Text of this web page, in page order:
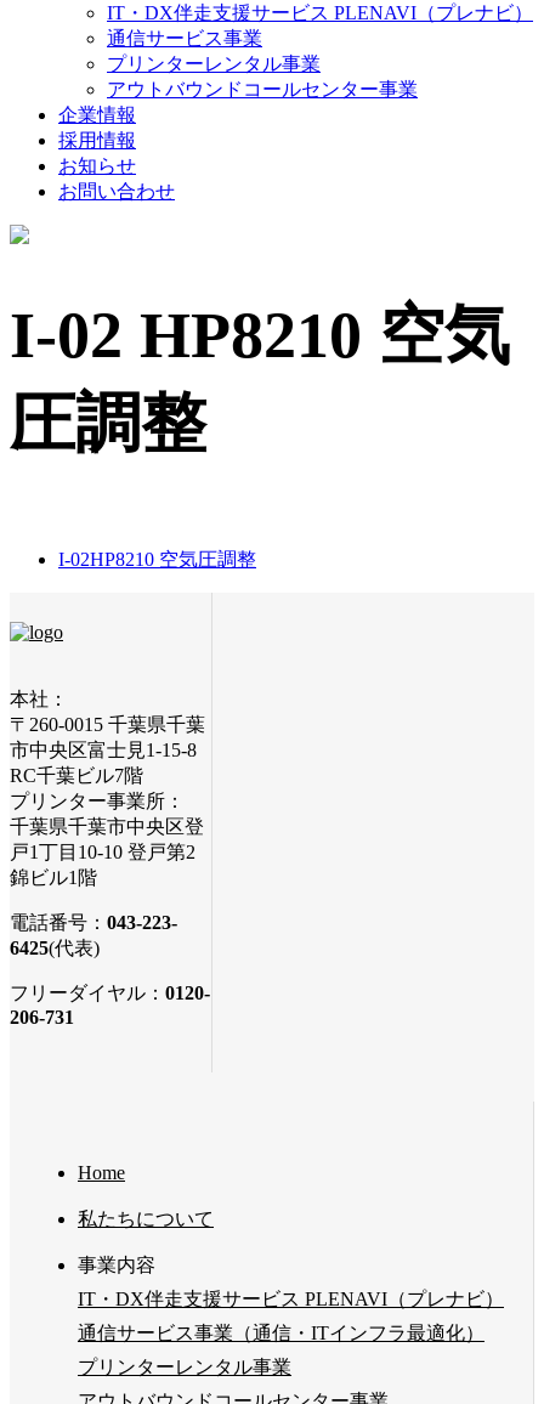
IT・DX伴走支援サービス PLENAVI（プレナビ）
通信サービス事業
プリンターレンタル事業
アウトバウンドコールセンター事業
企業情報
採用情報
お知らせ
お問い合わせ
I-02 HP8210 空気
圧調整
I-02HP8210 空気圧調整
本社：
〒260-0015 千葉県千葉
市中央区富士見1-15-8
RC千葉ビル7階
プリンター事業所：
千葉県千葉市中央区登
戸1丁目10-10 登戸第2
錦ビル1階
電話番号： 043-223-
6425(代表)
フリーダイヤル： 0120-
206-731
Home
私たちについて
事業内容
IT・DX伴走支援サービス PLENAVI（プレナビ）
通信サービス事業（通信・ITインフラ最適化）
プリンターレンタル事業